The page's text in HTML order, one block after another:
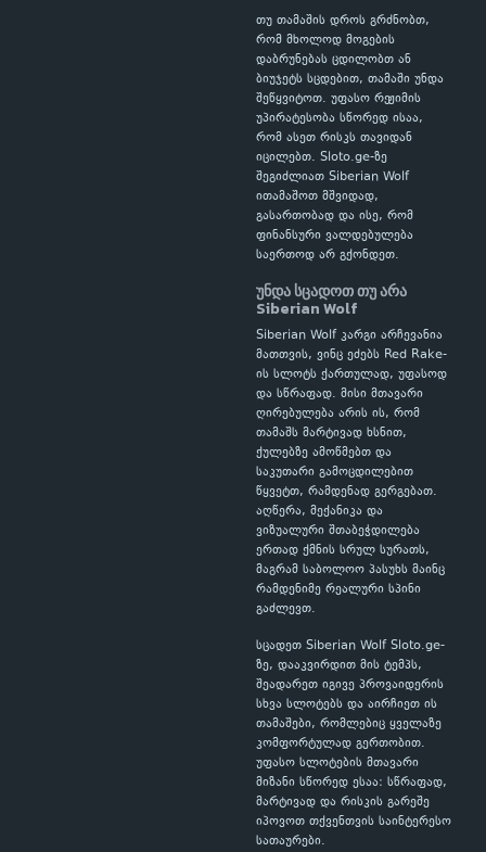
თუ თამაშის დროს გრძნობთ,
რომ მხოლოდ მოგების
დაბრუნებას ცდილობთ ან
ბიუჯეტს სცდებით, თამაში უნდა
შეწყვიტოთ. უფასო რეჟიმის
უპირატესობა სწორედ ისაა,
რომ ასეთ რისკს თავიდან
იცილებთ. Sloto.ge-ზე
შეგიძლიათ Siberian Wolf
ითამაშოთ მშვიდად,
გასართობად და ისე, რომ
ფინანსური ვალდებულება
საერთოდ არ გქონდეთ.
უნდა სცადოთ თუ არა
Siberian Wolf
Siberian Wolf კარგი არჩევანია
მათთვის, ვინც ეძებს Red Rake-
ის სლოტს ქართულად, უფასოდ
და სწრაფად. მისი მთავარი
ღირებულება არის ის, რომ
თამაშს მარტივად ხსნით,
ქულებზე ამოწმებთ და
საკუთარი გამოცდილებით
წყვეტთ, რამდენად გერგებათ.
აღწერა, მექანიკა და
ვიზუალური შთაბეჭდილება
ერთად ქმნის სრულ სურათს,
მაგრამ საბოლოო პასუხს მაინც
რამდენიმე რეალური სპინი
გაძლევთ.
სცადეთ Siberian Wolf Sloto.ge-
ზე, დააკვირდით მის ტემპს,
შეადარეთ იგივე პროვაიდერის
სხვა სლოტებს და აირჩიეთ ის
თამაშები, რომლებიც ყველაზე
კომფორტულად გერთობით.
უფასო სლოტების მთავარი
მიზანი სწორედ ესაა: სწრაფად,
მარტივად და რისკის გარეშე
იპოვოთ თქვენთვის საინტერესო
სათაურები.